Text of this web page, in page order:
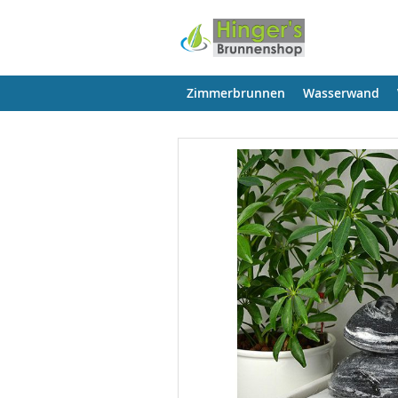
Zimmerbrunnen Wasserwand